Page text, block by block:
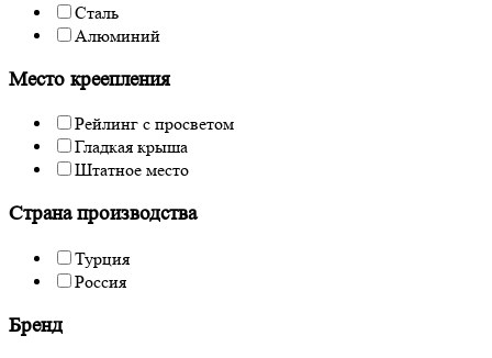
Сталь
Алюминий
Место креепления
Рейлинг с просветом
Гладкая крыша
Штатное место
Страна производства
Турция
Россия
Бренд